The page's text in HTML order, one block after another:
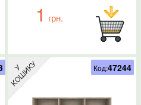
1 грн.
Код:47244